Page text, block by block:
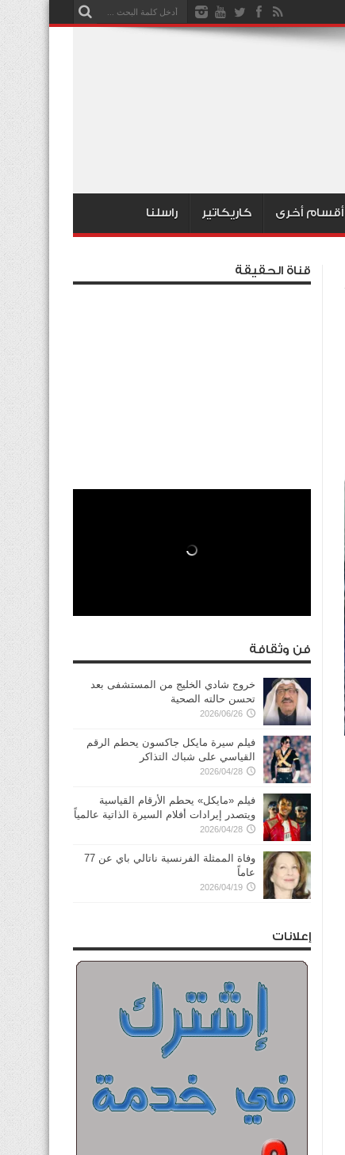
أقسام أخرى كاريكاتير راسلنا
قناة الحقيقة
فن وثقافة
خروج شادي الخليج من المستشفى بعد
تحسن حالته الصحية
2026/06/26
فيلم سيرة مايكل جاكسون يحطم الرقم
القياسي على شباك التذاكر
2026/04/28
فيلم «مايكل» يحطم الأرقام القياسية
ويتصدر إيرادات أفلام السيرة الذاتية عالمياً
2026/04/28
وفاة الممثلة الفرنسية ناتالي باي عن 77
عاماً
2026/04/19
إعلانات